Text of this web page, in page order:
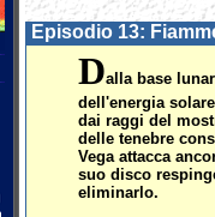
Episodio 13:
Dalla base
dell'energia
dai raggi del
delle tenebre
Vega attacca
suo disco
eliminarlo.